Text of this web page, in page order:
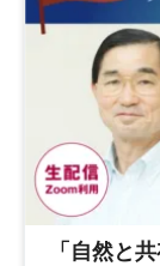
「自然と